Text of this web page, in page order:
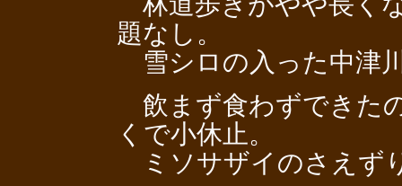
題なし。
雪シロの入った中津
飲まず食わずできた
くで小休止。
ミソサザイのさえず